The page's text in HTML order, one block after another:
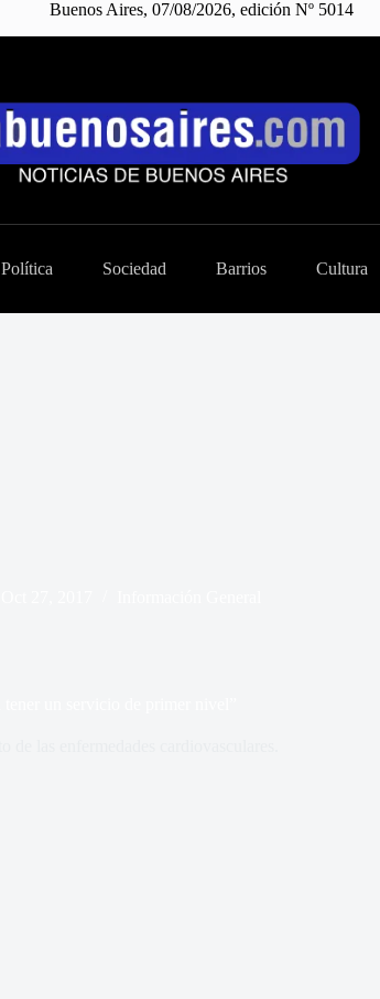
Buenos Aires, 07/08/2026, edición Nº 5014
Política Sociedad Barrios Cultura